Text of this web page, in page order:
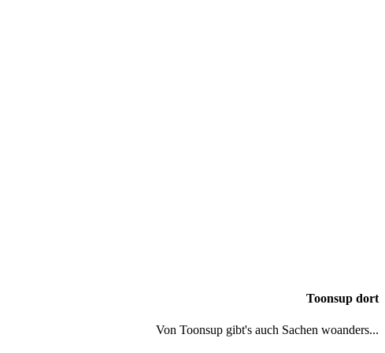
Toonsup dort
Von Toonsup gibt's auch Sachen woanders...